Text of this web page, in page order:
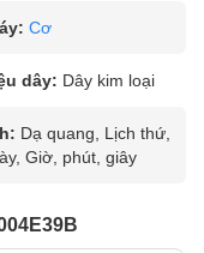
Cơ
dây: Dây kim loại
Dạ quang, Lịch thứ,
Giờ, phút, giây